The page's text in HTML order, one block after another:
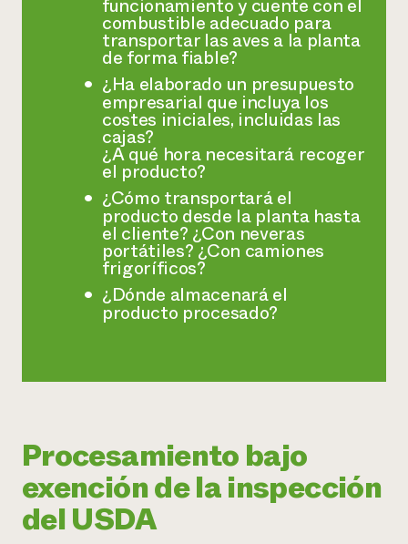
funcionamiento y cuente con el
combustible adecuado para
transportar las aves a la planta
de forma fiable?
¿Ha elaborado un presupuesto
empresarial que incluya los
costes iniciales, incluidas las
cajas?
¿A qué hora necesitará recoger
el producto?
¿Cómo transportará el
producto desde la planta hasta
el cliente? ¿Con neveras
portátiles? ¿Con camiones
frigoríficos?
¿Dónde almacenará el
producto procesado?
Procesamiento bajo
exención de la inspección
del USDA